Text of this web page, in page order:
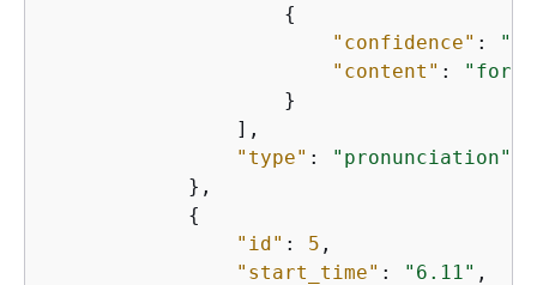
{
"confidence" :
"content" :
"for"
                    }
                ],
"type" :
"pronunciation"
            },
{
"id" : 5 ,
"start_time" : "6.11" ,